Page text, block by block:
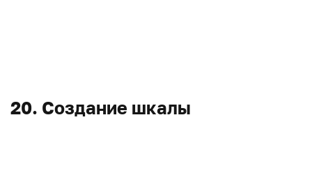
20. Создание шкалы